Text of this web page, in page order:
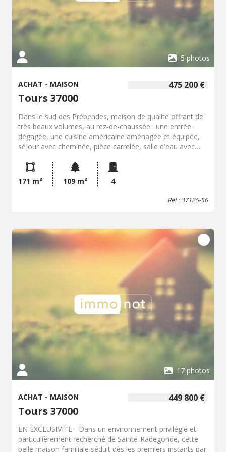
5 photos
475 200 €
ACHAT - MAISON
Tours 37000
Dans le sud des Prébendes, maison de qualité offrant de
très beaux volumes, au rez-de-chaussée : une entrée
dégagée, une cuisine américaine aménagée et équipée,
séjour avec cheminée, pièce carrelée, salle d'eau avec
salle de bains et placards, chambre avec salle d'eau, W.C.?
Cour fermée
171 m² 109 m² 4
Réf : 37125-56
17 photos
449 800 €
ACHAT - MAISON
Tours 37000
EN EXCLUSIVITE - Dans un environnement privilégié et
particulièrement recherché de Sainte-Radegonde, cette
belle maison familiale séduit dès les premiers instants par